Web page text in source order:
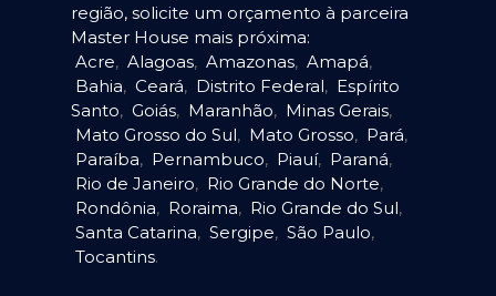
região, solicite um orçamento à parceira
Master House mais próxima:
Acre, Alagoas, Amazonas, Amapá,
Bahia, Ceará, Distrito Federal, Espírito
Santo, Goiás, Maranhão, Minas Gerais,
Mato Grosso do Sul, Mato Grosso, Pará,
Paraíba, Pernambuco, Piauí, Paraná,
Rio de Janeiro, Rio Grande do Norte,
Rondônia, Roraima, Rio Grande do Sul,
Santa Catarina, Sergipe, São Paulo,
Tocantins.